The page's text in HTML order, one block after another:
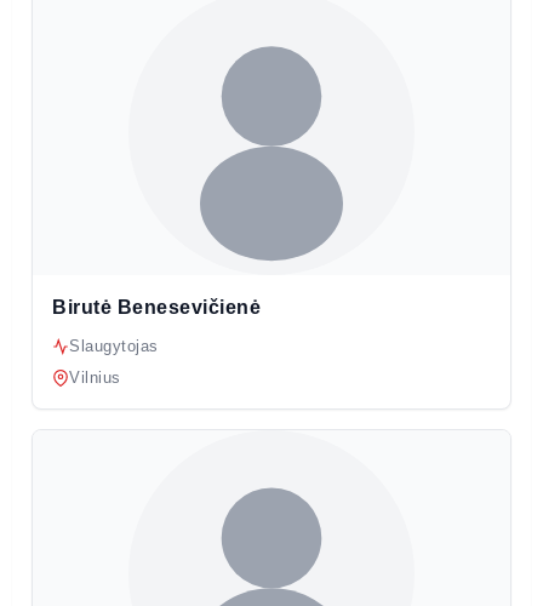
Birutė Benesevičienė
Slaugytojas
Vilnius